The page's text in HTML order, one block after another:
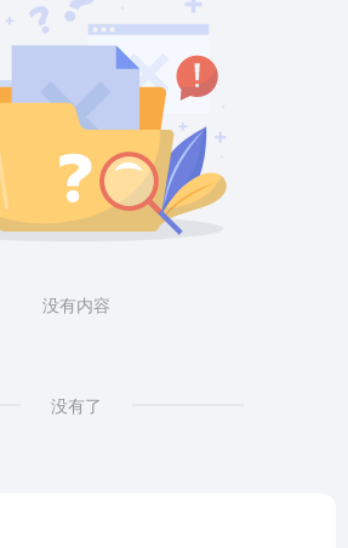
没有内容
没有了